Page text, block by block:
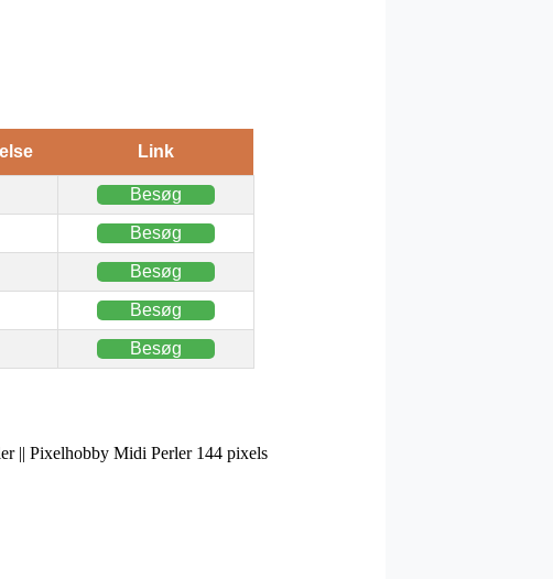
Link
Besøg
Besøg
Besøg
Besøg
Besøg
|| Pixelhobby Midi Perler 144 pixels